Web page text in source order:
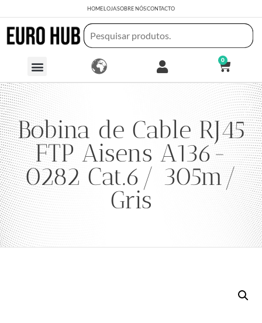
HOMELOJASOBRE NÓSCONTACTO
0
Bobina de Cable RJ45
FTP Aisens A136-
0282 Cat.6/ 305m/
Gris